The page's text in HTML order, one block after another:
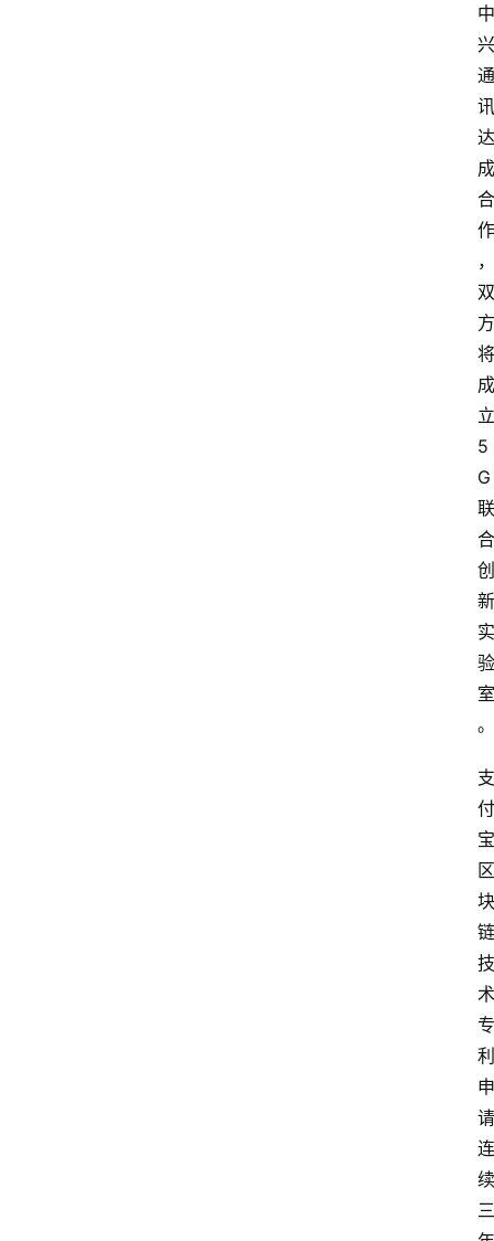
中
兴
通
讯
达
成
合
作
，
双
方
将
成
立
5
G
联
合
创
新
实
验
室
。
支
付
宝
区
块
链
技
术
专
利
申
请
连
续
三